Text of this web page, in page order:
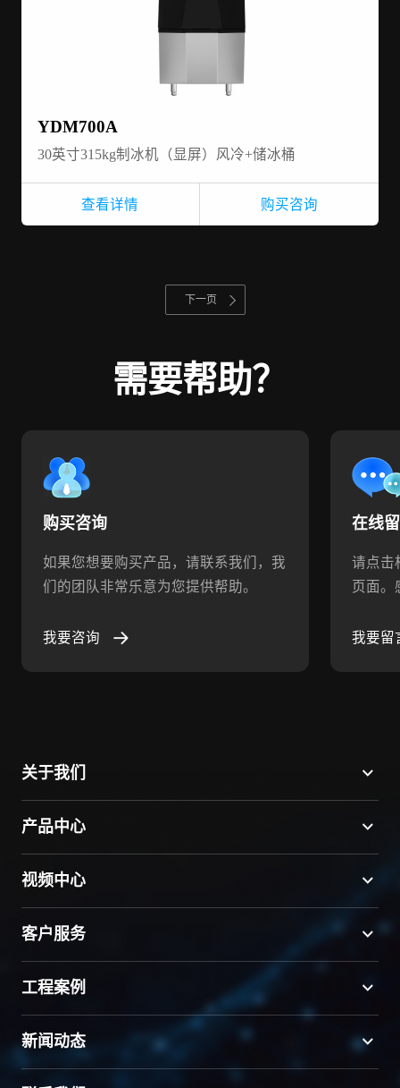
YDM700A
30英寸315kg制冰机（显屏）风冷+储冰桶
查看详情 购买咨询
下一页
需要帮助？
购买咨询
如果您想要购买产品，请联系我们，我
们的团队非常乐意为您提供帮助。
我要咨询
在线
请点击
页面。
我要留
关于我们
产品中心
视频中心
客户服务
工程案例
新闻动态